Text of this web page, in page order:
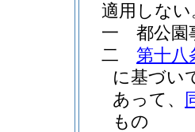
適用しない
一
都公園
二
第十八
に基づい
あって、
もの